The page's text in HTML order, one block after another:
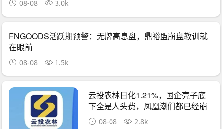
08-08 3.0k
FNGOODS活跃期预警：无牌高息盘，鼎裕盟崩盘教训就
在眼前
08-08 1.5k
云投农林日化1.21%，国企壳子底
下全是人头费，凤凰潮们都已经崩
了 08-08 2.8k